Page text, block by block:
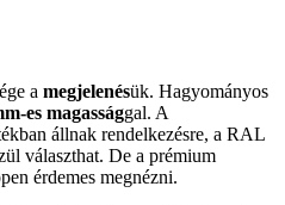
a megjelenésük. Hagyományos
es magassággal. A
állnak rendelkezésre, a RAL
választhat. De a prémium
érdemes megnézni.